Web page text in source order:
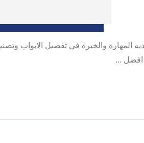
والخبرة في تفصيل الابواب
افضل ...